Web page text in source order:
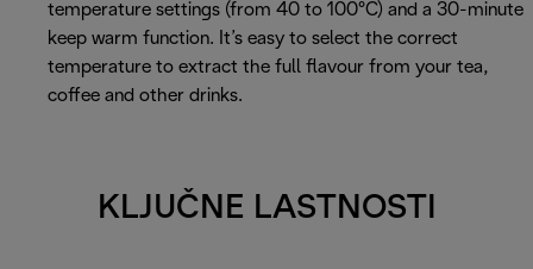
temperature settings (from 40 to 100°C) and a 30-minute
keep warm function. It’s easy to select the correct
temperature to extract the full flavour from your tea,
coffee and other drinks.
KLJUČNE LASTNOSTI